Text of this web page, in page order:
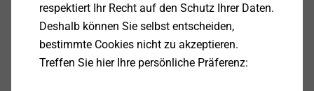
ISO 9001 EJOT-Octaqon India_de 112 KB
ISO 9001 Schweiz.pdf_DE 103 KB
ISO 9001 Türkei DE 146 KB
ISO 9001_2015 Business Unit Cold Forming_Werk Herrenwiese.pdf_DE
respektiert Ihr Recht auf den Schutz Ihrer Daten.
Deshalb können Sie selbst entscheiden,
bestimmte Cookies nicht zu akzeptieren.
Treffen Sie hier Ihre persönliche Präferenz: